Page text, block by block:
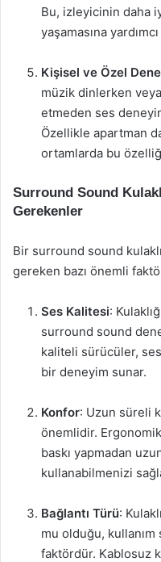
Bu, izleyicinin daha
yaşamasına
Kişisel ve Özel
müzik dinlerken
etmeden ses
Özellikle apartman
ortamlarda bu
Surround Sound
Gerekenler
Bir surround sound
gereken bazı önemli
Ses Kalitesi:
surround sound
kaliteli sürücüler,
bir deneyim sunar.
Konfor: Uzun süreli
önemlidir. Ergonomik
baskı yapmadan
kullanabilmenizi
Bağlantı Türü:
mu olduğu,
faktördür. Kablosuz